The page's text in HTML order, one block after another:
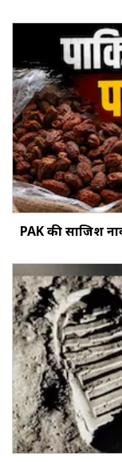
PAK की साजिश